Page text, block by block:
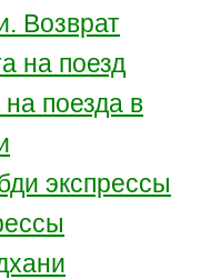
Возврат
на поезд
поезда в
экспрессы